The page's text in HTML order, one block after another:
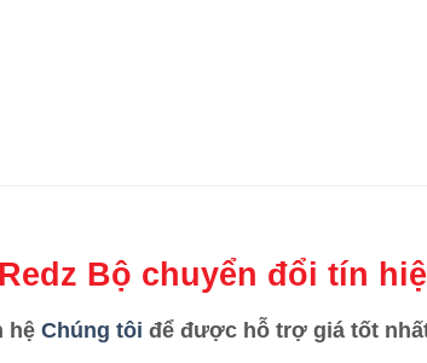
Bộ chuyển đổi tín
hệ Chúng tôi để được hỗ trợ giá tốt